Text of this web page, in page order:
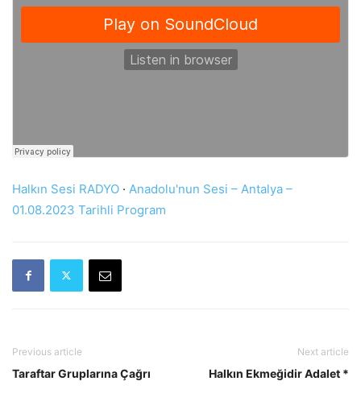
Halkın Sesi RADYO · Anadolu'nun Sesi – Antalya –
01.08.2023 Tarihli Program
Previous article
Taraftar Gruplarına Çağrı
Next article
Halkın Ekmeğidir Adalet *